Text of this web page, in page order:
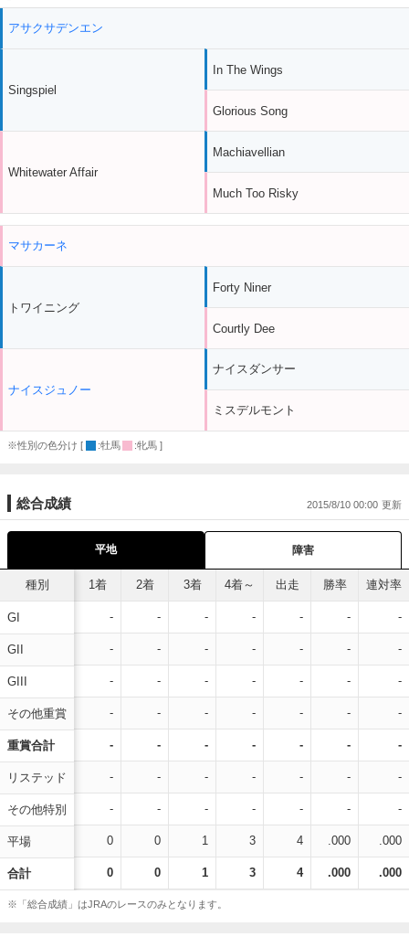
アサクサデンエン
Singspiel
Whitewater Affair
In The Wings
Glorious Song
Machiavellian
Much Too Risky
マサカーネ
トワイニング
ナイスジュノー
Forty Niner
Courtly Dee
ナイスダンサー
ミスデルモント
※性別の色分け [ :牡馬 :牝馬 ]
総合成績 2015/8/10 00:00
平地 障害
種別
GI
GII
GIII
その他重賞
重賞合計
リステッド
その他特別
平場
合計
1着 2着 3着 4着～ 出走 勝率 連対率
- - - - - - -
- - - - - - -
- - - - - - -
- - - - - - -
- - - - - - -
- - - - - - -
- - - - - - -
0 0 1 3 4 .000 .000
0 0 1 3 4 .000 .000
※「総合成績」はJRAのレースのみとなります。